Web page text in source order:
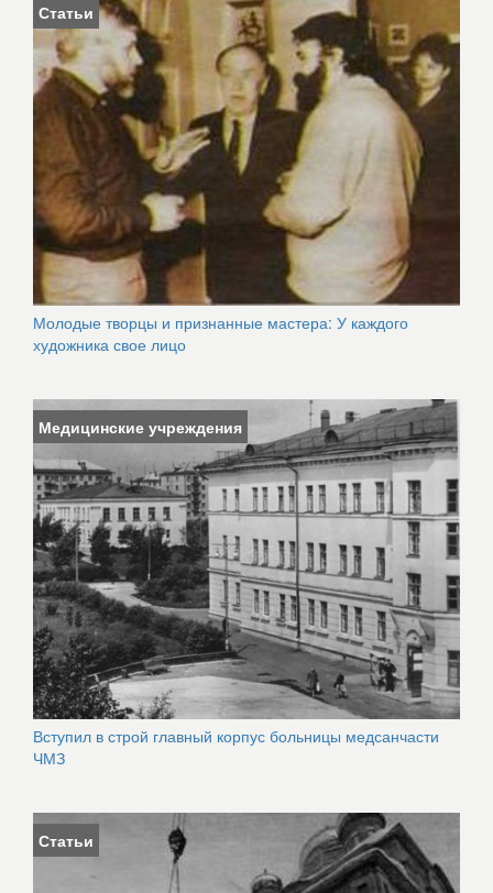
Статьи
Молодые творцы и признанные мастера: У каждого
художника свое лицо
Медицинские учреждения
Вступил в строй главный корпус больницы медсанчасти
ЧМЗ
Статьи